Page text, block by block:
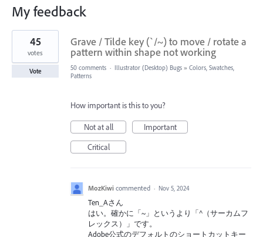
My feedback
1
found
Grave / Tilde key (`/~) to move / rotate a
pattern within shape not working
45
votes
Vote 50 comments · Illustrator (Desktop) Bugs » Colors, Swatches,
Patterns
How important is this to you?
Not at all
Important
Critical
MozKiwi commented · Nov 5, 2024
Ten_Aさん
はい。確かに「~」というより「^（サーカムフ
レックス）」です。
Adobe公式のデフォルトのショートカットキー